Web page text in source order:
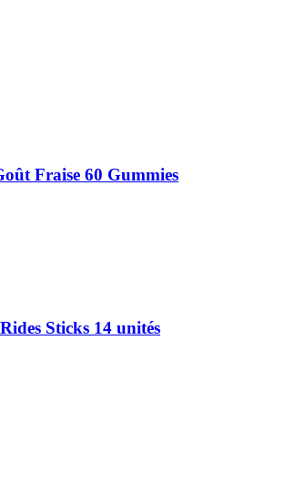
Fraise 60 Gummies
Sticks 14 unités